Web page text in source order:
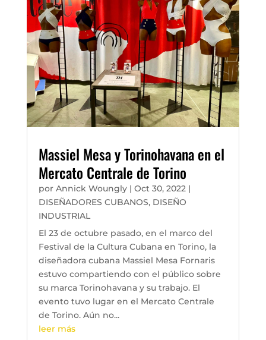
Massiel Mesa y Torinohavana en el
Mercato Centrale de Torino
por Annick Woungly| Oct 30, 2022|
DISEÑADORES CUBANOS, DISEÑO
INDUSTRIAL
El 23 de octubre pasado, en el marco del
Festival de la Cultura Cubana en Torino, la
diseñadora cubana Massiel Mesa Fornaris
estuvo compartiendo con el público sobre
su marca Torinohavana y su trabajo. El
evento tuvo lugar en el Mercato Centrale
de Torino. Aún no...
leer más